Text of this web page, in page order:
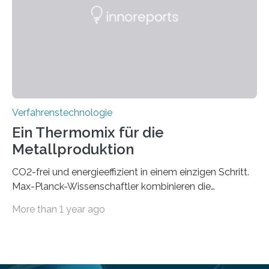
Tieftemperaturumgebung ist unerlässlich zur
Verfahrenstechnologie
Ein Thermomix für die
Metallproduktion
CO2-frei und energieeffizient in einem einzigen Schritt.
Max-Planck-Wissenschaftler kombinieren die
von Metallen und Legierungen in einem einzigen,
More than 1 year ago